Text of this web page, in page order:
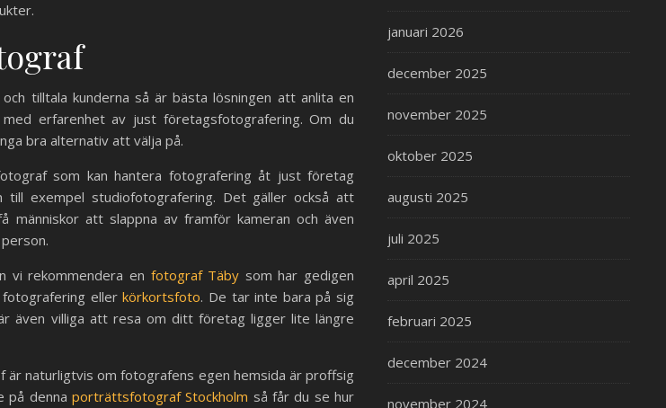
tilltala kunderna så är bästa lösningen att anlita en
erfarenhet av just företagsfotografering. Om du
bra alternativ att välja på.
som kan hantera fotografering åt just företag
exempel studiofotografering. Det gäller också att
människor att slappna av framför kameran och även
vi rekommendera en fotograf Täby som har gedigen
fotografering ellerkörkortsfoto. De tar inte bara på sig
även villiga att resa om ditt företag ligger lite längre
naturligtvis om fotografens egen hemsida är proffsig
på denna porträttsfotograf Stockholm så får du se hur
januari 2026
december 2025
november 2025
oktober 2025
augusti 2025
juli 2025
april 2025
februari 2025
december 2024
november 2024